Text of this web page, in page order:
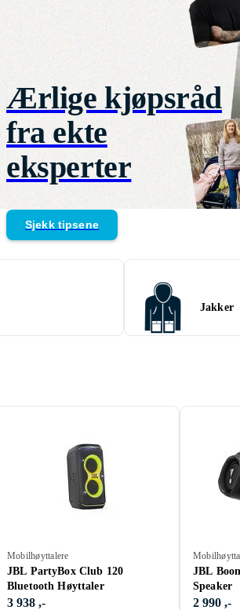
Ærlige kjøpsråd
fra ekte
eksperter
Sjekk tipsene
Jakker
Mobilhøyttalere
JBL PartyBox Club 120
Bluetooth Høyttaler
3 938 ,-
JBL
Speaker
2 990 ,-